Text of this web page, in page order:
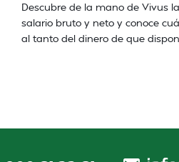
Descubre de la mano de Vivus
salario bruto y neto y conoce
al tanto del dinero de que